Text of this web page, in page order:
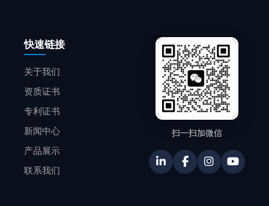
快速链接
关于我们
资质证书
专利证书
新闻中心
产品展示
联系我们
扫一扫加微信